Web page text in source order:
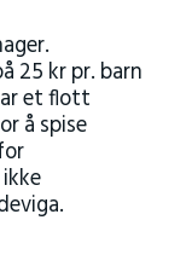
25 kr pr. barn
et flott
å spise